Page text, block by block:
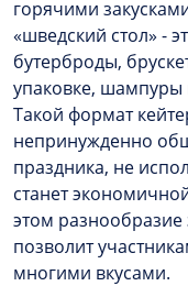
горячими
«шведский стол» -
бутерброды,
упаковке, шампуры
Такой формат
непринужденно
праздника, не
станет
этом
позволит
многими вкусами.